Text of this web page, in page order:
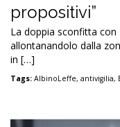
propositivi”
La doppia sconfitta con
allontanandolo dalla
in […]
Tags: AlbinoLeffe, antivigilia,